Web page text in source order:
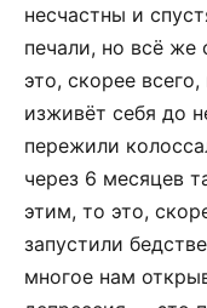
несчастны и
печали, но всё же
это, скорее
изживёт себя до
пережили
через 6 месяцев
этим, то это,
запустили
многое нам